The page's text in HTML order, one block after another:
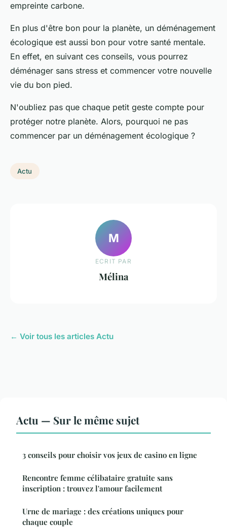
empreinte carbone.
En plus d'être bon pour la planète, un déménagement
écologique est aussi bon pour votre santé mentale.
En effet, en suivant ces conseils, vous pourrez
déménager sans stress et commencer votre nouvelle
vie du bon pied.
N'oubliez pas que chaque petit geste compte pour
protéger notre planète. Alors, pourquoi ne pas
commencer par un déménagement écologique ?
Actu
M
ECRIT PAR
Mélina
← Voir tous les articles Actu
Actu — Sur le même sujet
3 conseils pour choisir vos jeux de casino en ligne
Rencontre femme célibataire gratuite sans
inscription : trouvez l'amour facilement
Urne de mariage : des créations uniques pour
chaque couple